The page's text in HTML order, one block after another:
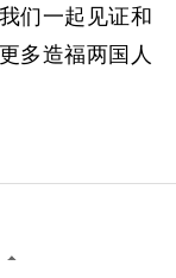
们一起见证和
多造福两国人